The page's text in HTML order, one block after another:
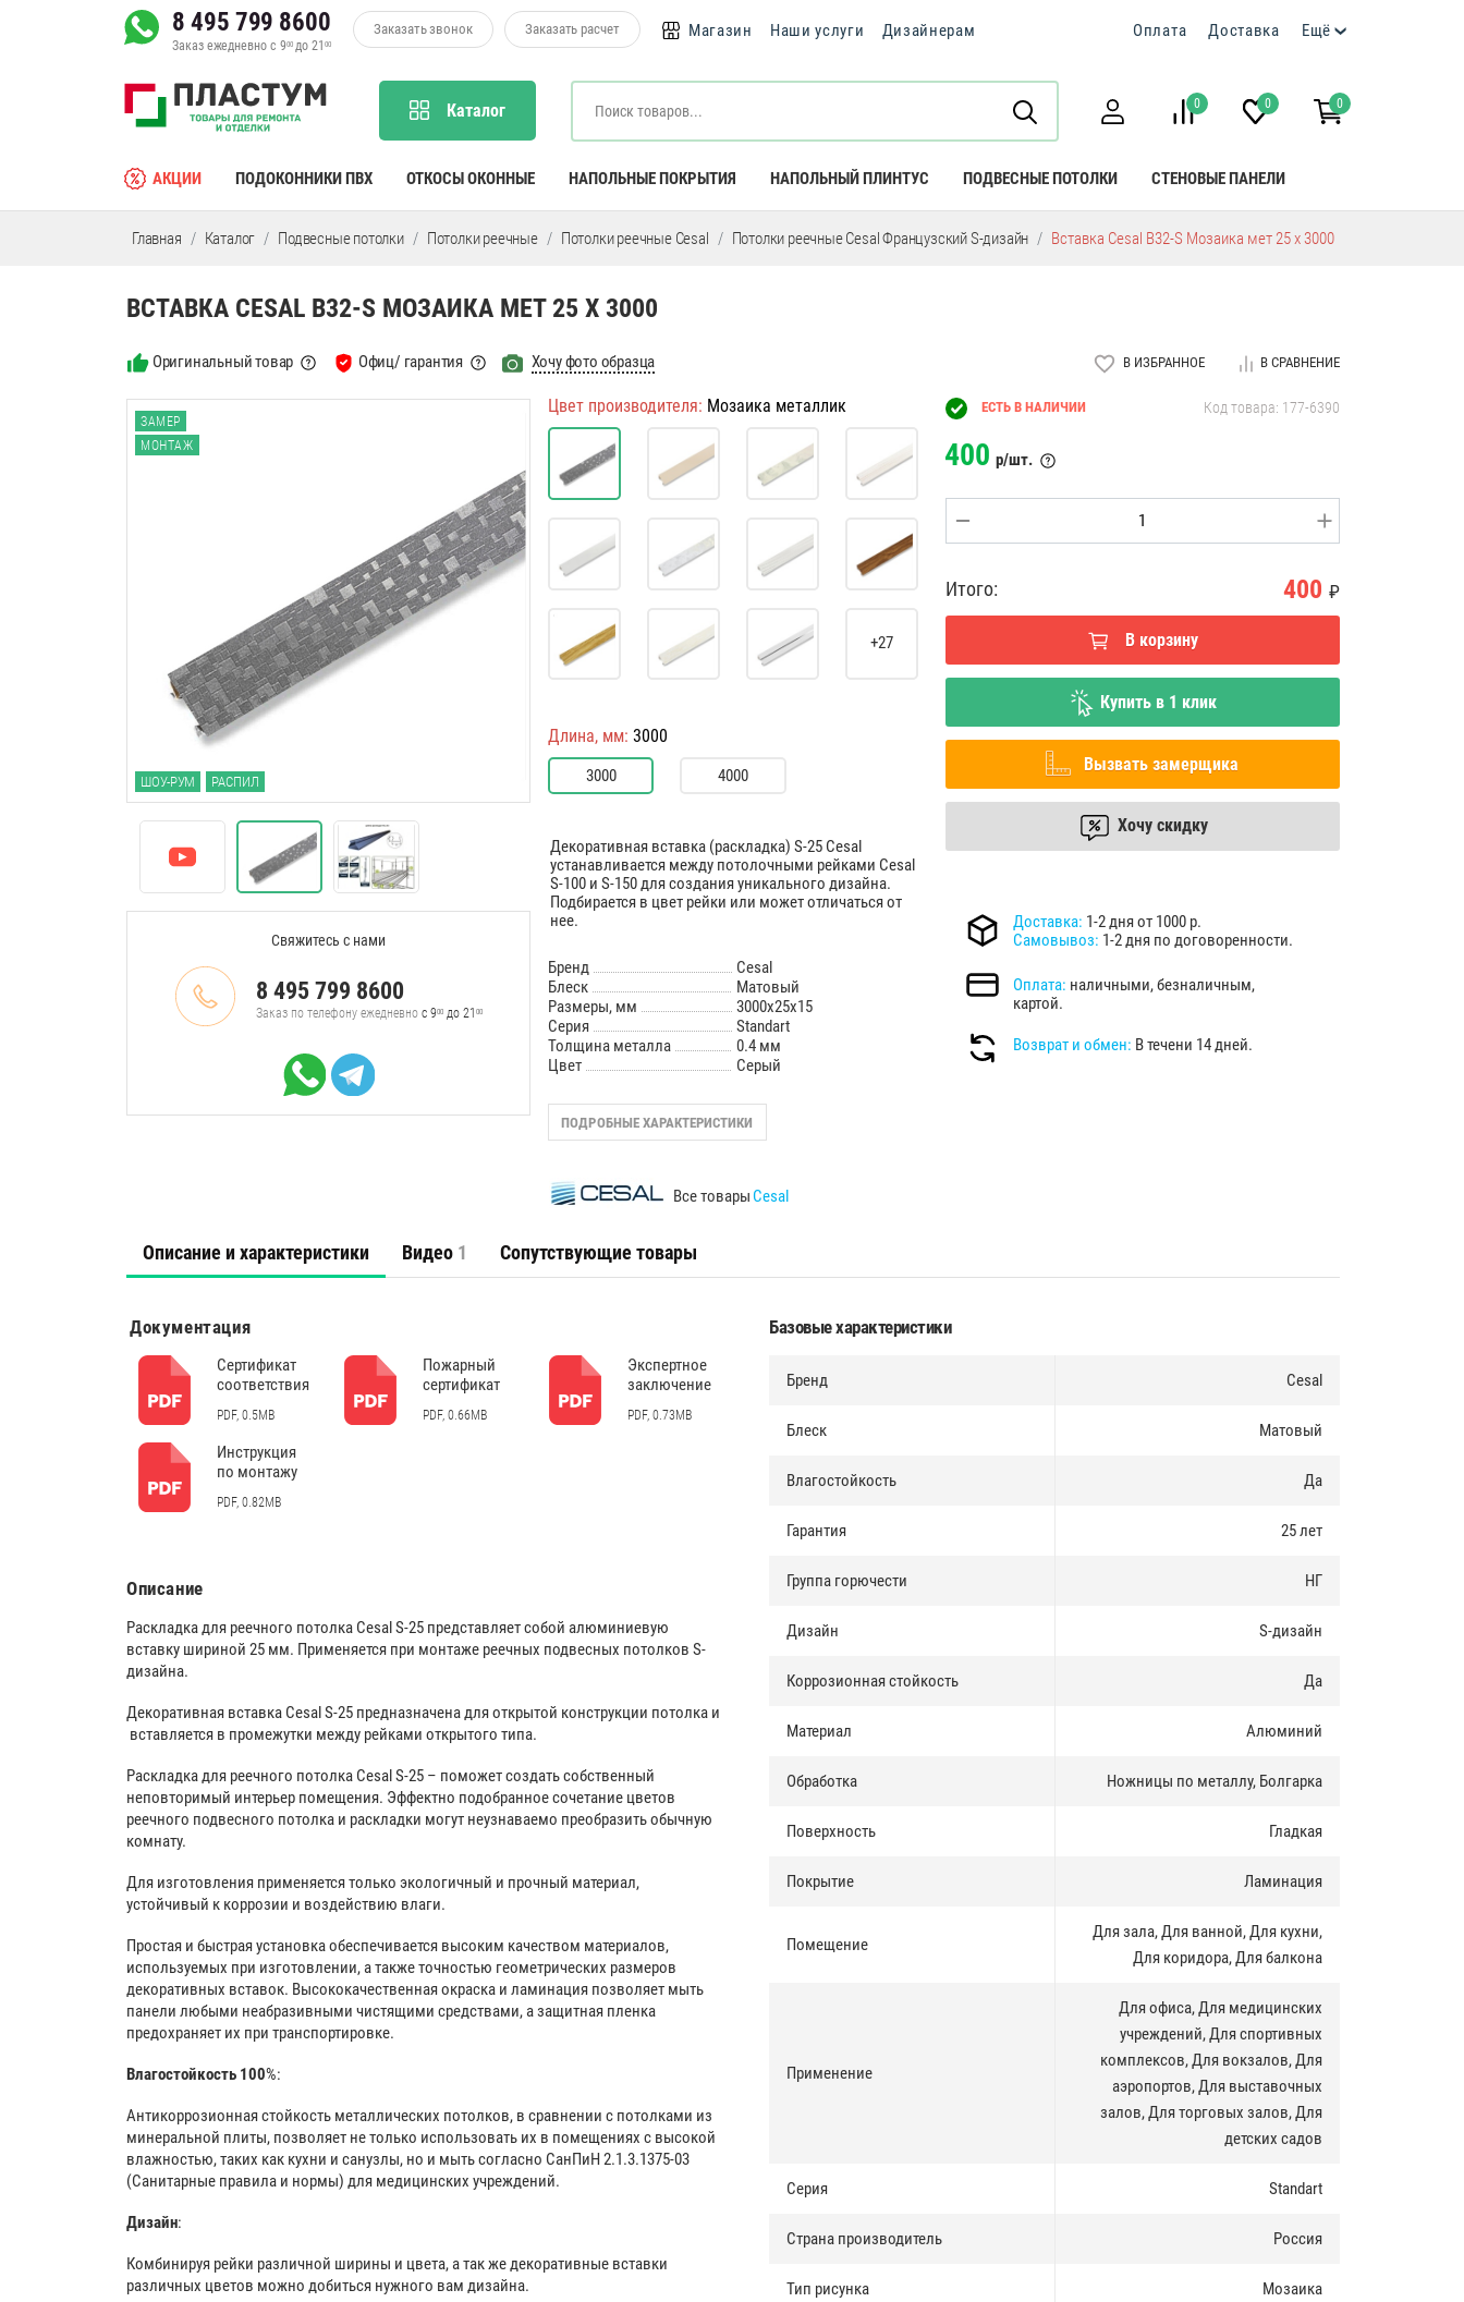
8 495 799 8600
Заказ ежедневно с 900до 2100
Заказать звонок Заказать расчет Магазин Наши услуги Дизайнерам Оплата Доставка Ещё
Каталог 0 0 0
АКЦИИ ПОДОКОННИКИ ПВХ ОТКОСЫ ОКОННЫЕ НАПОЛЬНЫЕ ПОКРЫТИЯ НАПОЛЬНЫЙ ПЛИНТУС ПОДВЕСНЫЕ ПОТОЛКИ СТЕНОВЫЕ ПАНЕЛИ
Главная Каталог Подвесные потолки Потолки реечные Потолки реечные Cesal Потолки реечные Cesal Французский S-дизайн Вставка Cesal B32-S Мозаика мет 25 х 3000
ВСТАВКА CESAL B32-S МОЗАИКА МЕТ 25 Х 3000
Оригинальный товар Офиц/ гарантия Хочу фото образца В ИЗБРАННОЕ В СРАВНЕНИЕ
ЗАМЕР
МОНТАЖ
ШОУ-РУМ РАСПИЛ
Свяжитесь с нами
8 495 799 8600
Заказ по телефону ежедневно с 900до 21 00
Цвет производителя: Мозаика металлик
+27
Длина, мм:3000
3000 4000
Декоративная вставка (раскладка) S-25 Cesal
устанавливается между потолочными рейками Cesal
S-100 и S-150 для создания уникального дизайна.
Подбирается в цвет рейки или может отличаться от
нее.
Бренд
Cesal
Блеск
Матовый
Размеры, мм
3000х25х15
Серия
Standart
Толщина металла
0.4 мм
Цвет
Серый
ПОДРОБНЫЕ ХАРАКТЕРИСТИКИ
Все товарыCesal
ЕСТЬ В НАЛИЧИИ Код товара: 177-6390
400 р/шт.
Итого: 400 ₽
Купить в 1 клик
В корзину
Вызвать замерщика
Хочу скидку
Доставка: 1-2 дня от 1000 р.
Самовывоз: 1-2 дня по договоренности.
Оплата: наличными, безналичным,
картой.
Возврат и обмен: В течени 14 дней.
Описание и характеристики Видео 1 Сопутствующие товары
Документация
Сертификат
соответствия
PDF, 0.5MB
Пожарный
сертификат
PDF, 0.66MB
Экспертное
заключение
PDF, 0.73MB
Инструкция
по монтажу
PDF, 0.82MB
Описание
Раскладка для реечного потолка Cesal S-25 представляет собой алюминиевую
вставку шириной 25 мм. Применяется при монтаже реечных подвесных потолков S-
дизайна.
Декоративная вставка Cesal S-25 предназначена для открытой конструкции потолка и
вставляется в промежутки между рейками открытого типа.
Раскладка для реечного потолка Cesal S-25 – поможет создать собственный
неповторимый интерьер помещения. Эффектно подобранное сочетание цветов
реечного подвесного потолка и раскладки могут неузнаваемо преобразить обычную
комнату.
Для изготовления применяется только экологичный и прочный материал,
устойчивый к коррозии и воздействию влаги.
Простая и быстрая установка обеспечивается высоким качеством материалов,
используемых при изготовлении, а также точностью геометрических размеров
декоративных вставок. Высококачественная окраска и ламинация позволяет мыть
панели любыми неабразивными чистящими средствами, а защитная пленка
предохраняет их при транспортировке.
Влагостойкость 100%:
Антикоррозионная стойкость металлических потолков, в сравнении с потолками из
минеральной плиты, позволяет не только использовать их в помещениях с высокой
влажностью, таких как кухни и санузлы, но и мыть согласно СанПиН 2.1.3.1375-03
(Санитарные правила и нормы) для медицинских учреждений.
Дизайн:
Комбинируя рейки различной ширины и цвета, а так же декоративные вставки
различных цветов можно добиться нужного вам дизайна.
Базовые характеристики
Бренд Cesal
Блеск Матовый
Влагостойкость Да
Гарантия 25 лет
Группа горючести НГ
Дизайн S-дизайн
Коррозионная стойкость Да
Материал Алюминий
Обработка Ножницы по металлу, Болгарка
Поверхность Гладкая
Покрытие Ламинация
Помещение
Для зала, Для ванной, Для кухни,
Для коридора, Для балкона
Применение
Для офиса, Для медицинских
учреждений, Для спортивных
комплексов, Для вокзалов, Для
аэропортов, Для выставочных
залов, Для торговых залов, Для
детских садов
Серия Standart
Страна производитель Россия
Тип рисунка Мозаика